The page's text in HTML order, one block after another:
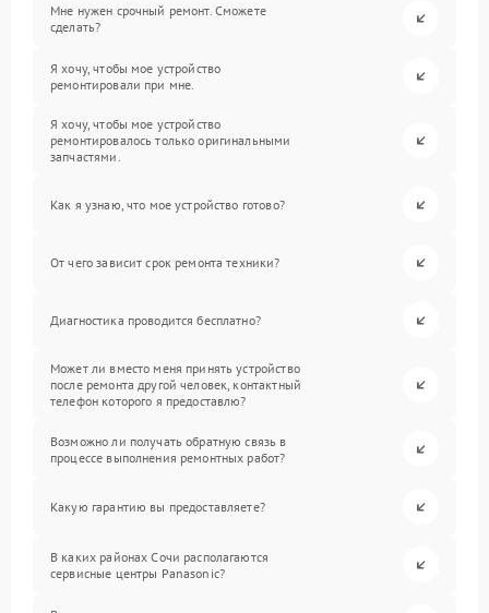
Мне нужен срочный ремонт. Сможете
сделать?
Я хочу, чтобы мое устройство
ремонтировали при мне.
Я хочу, чтобы мое устройство
ремонтировалось только оригинальными
запчастями.
Как я узнаю, что мое устройство готово?
От чего зависит срок ремонта техники?
Диагностика проводится бесплатно?
Может ли вместо меня принять устройство
после ремонта другой человек, контактный
телефон которого я предоставлю?
Возможно ли получать обратную связь в
процессе выполнения ремонтных работ?
Какую гарантию вы предоставляете?
В каких районах Сочи располагаются
сервисные центры Panasonic?